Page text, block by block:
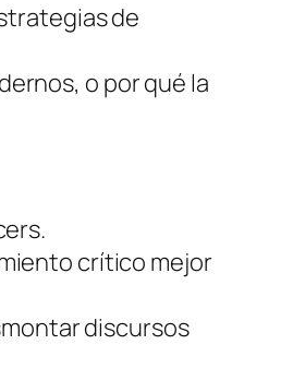
de
o por qué la
.
crítico mejor
discursos